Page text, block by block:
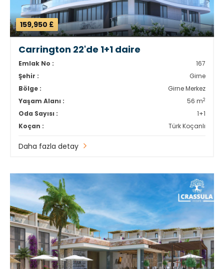
159,950 £
Carrington 22'de 1+1 daire
Emlak No :
167
Şehir :
Girne
Bölge :
Girne Merkez
Yaşam Alanı :
56 m2
Oda Sayısı :
1+1
Koçan :
Türk Koçanlı
Daha fazla detay